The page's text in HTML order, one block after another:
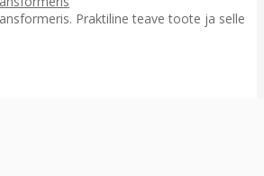
Praktiline teave toote ja selle